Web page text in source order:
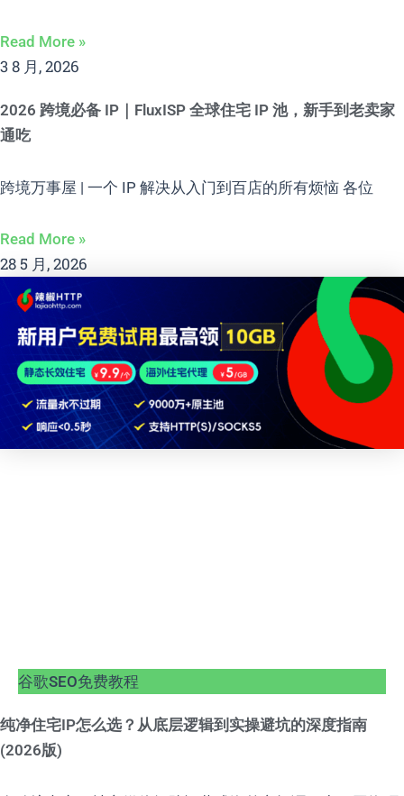
Read More »
3 8 月, 2026
2026 跨境必备 IP｜FluxISP 全球住宅 IP 池，新手到老卖家
通吃
跨境万事屋 | 一个 IP 解决从入门到百店的所有烦恼 各位
Read More »
28 5 月, 2026
谷歌SEO免费教程
纯净住宅IP怎么选？从底层逻辑到实操避坑的深度指南
(2026版)